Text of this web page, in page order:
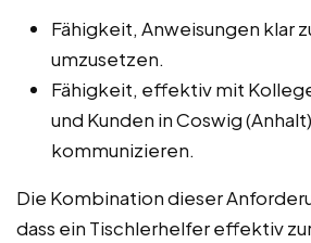
Fähigkeit, Anweisungen klar
umzusetzen.
Fähigkeit, effektiv mit
und Kunden in Coswig
kommunizieren.
Die Kombination dieser
dass ein Tischlerhelfer effektiv